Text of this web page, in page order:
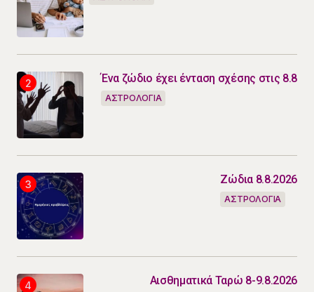
Ένα ζώδιο έχει ένταση σχέσης στις 8.8
ΑΣΤΡΟΛΟΓΙΑ
Ζώδια 8.8.2026
ΑΣΤΡΟΛΟΓΙΑ
Αισθηματικά Ταρώ 8-9.8.2026